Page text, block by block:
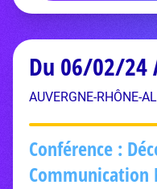
Du 06/02/24
AUVERGNE-RHÔNE-
Conférence :
Communication